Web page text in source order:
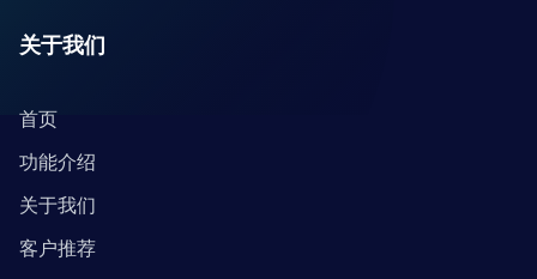
关于我们
首页
功能介绍
关于我们
客户推荐